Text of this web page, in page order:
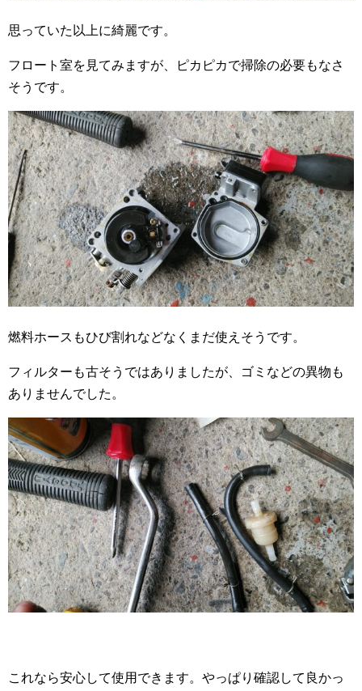
思っていた以上に綺麗です。
フロート室を見てみますが、ピカピカで掃除の必要もなさ
そうです。
燃料ホースもひび割れなどなくまだ使えそうです。
フィルターも古そうではありましたが、ゴミなどの異物も
ありませんでした。
これなら安心して使用できます。やっぱり確認して良かっ